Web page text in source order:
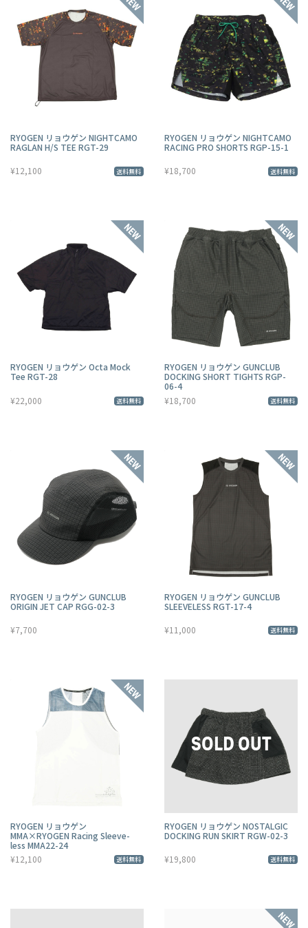
RYOGEN リョウゲン NIGHTCAMO
RAGLAN H/S TEE RGT-29
¥12,100 送料無料
RYOGEN リョウゲン NIGHTCAMO
RACING PRO SHORTS RGP-15-1
¥18,700 送料無料
RYOGEN リョウゲン Octa Mock
Tee RGT-28
¥22,000 送料無料
RYOGEN リョウゲン GUNCLUB
DOCKING SHORT TIGHTS RGP-
06-4
¥18,700
送料無料
RYOGEN リョウゲン GUNCLUB
ORIGIN JET CAP RGG-02-3
¥7,700
RYOGEN リョウゲン GUNCLUB
SLEEVELESS RGT-17-4
¥11,000 送料無料
RYOGEN リョウゲン
MMA×RYOGEN Racing Sleeve-
less MMA22-24
¥12,100
送料無料
RYOGEN リョウゲン NOSTALGIC
DOCKING RUN SKIRT RGW-02-3
¥19,800 送料無料